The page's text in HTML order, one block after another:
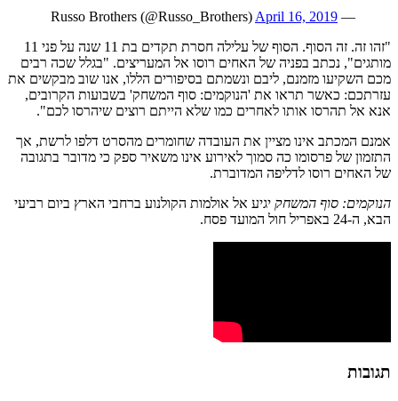
— Russo Brothers (@Russo_Brothers)
April 16, 2019
"זהו זה. זה הסוף. הסוף של עלילה חסרת תקדים בת 11 שנה על פני 11
מותגים", נכתב בפניה של האחים רוסו אל המעריצים. "בגלל שכה רבים
מכם השקיעו מזמנם, ליבם ונשמתם בסיפורים הללו, אנו שוב מבקשים את
עזרתכם: כאשר תראו את 'הנוקמים: סוף המשחק' בשבועות הקרובים,
אנא אל תהרסו אותו לאחרים כמו שלא הייתם רוצים שיהרסו לכם".
אמנם המכתב אינו מציין את העובדה שחומרים מהסרט דלפו לרשת, אך
התזמון של פרסומו כה סמוך לאירוע אינו משאיר ספק כי מדובר בתגובה
של האחים רוסו לדליפה המדוברת.
הנוקמים: סוף המשחק יגיע אל אולמות הקולנוע ברחבי הארץ ביום רביעי
הבא, ה-24 באפריל חול המועד פסח.
תגובות